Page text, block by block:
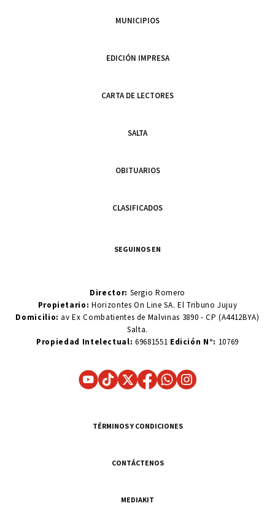
MUNICIPIOS
EDICIÓN IMPRESA
CARTA DE LECTORES
SALTA
OBITUARIOS
CLASIFICADOS
SEGUINOS EN
Director: Sergio Romero
Propietario:Horizontes On Line SA. El Tribuno Jujuy
Domicilio: av Ex Combatientes de Malvinas 3890 - CP (A4412BYA)
Salta.
Propiedad Intelectual: 69681551 Edición N°: 10769
TÉRMINOS Y CONDICIONES
CONTÁCTENOS
MEDIAKIT